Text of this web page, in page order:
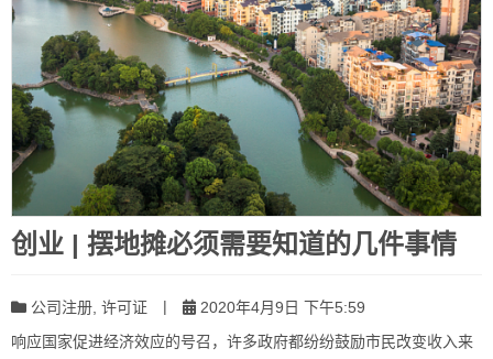
创业 | 摆地摊必须需要知道的几件事情
公司注册, 许可证 |
2020年4月9日 下午5:59
响应国家促进经济效应的号召，许多政府都纷纷鼓励市民改变收入来